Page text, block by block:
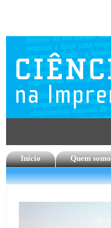
Início Quem